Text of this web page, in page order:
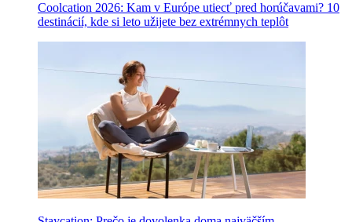
Coolcation 2026: Kam v Európe utiecť pred horúčavami? 10
destinácií, kde si leto užijete bez extrémnych teplôt